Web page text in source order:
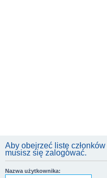
Aby obejrzeć listę
musisz się zalogować.
Nazwa użytkownika: